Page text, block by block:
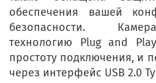
обеспечения вашей
безопасности.
технологию Plug and
простоту подключения, и
через интерфейс USB 2.0